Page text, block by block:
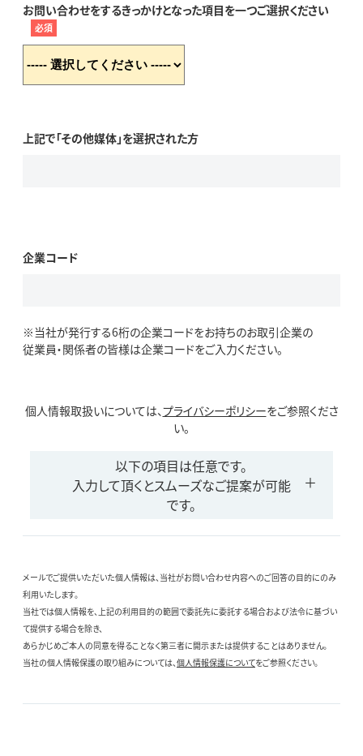
お問い合わせをするきっかけとなった項目を一つご選択ください
必須
上記で「その他媒体」を選択された方
企業コード
※当社が発行する6桁の企業コードをお持ちのお取引企業の
従業員・関係者の皆様は企業コードをご入力ください。
個人情報取扱いについては、プライバシーポリシーをご参照くださ
い。
以下の項目は任意です。
入力して頂くとスムーズなご提案が可能
です。
メールでご提供いただいた個人情報は、当社がお問い合わせ内容へのご回答の目的にのみ
利用いたします。
当社では個人情報を、上記の利用目的の範囲で委託先に委託する場合および法令に基づい
て提供する場合を除き、
あらかじめご本人の同意を得ることなく第三者に開示または提供することはありません。
当社の個人情報保護の取り組みについては、個人情報保護についてをご参照ください。